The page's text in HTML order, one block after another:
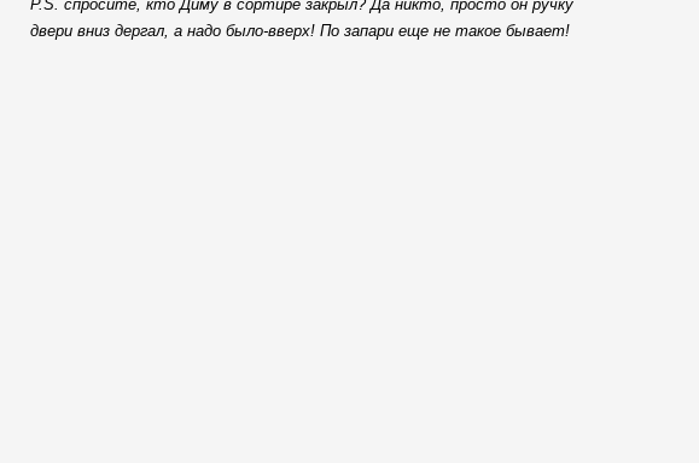
P.S. спросите, кто Диму в сортире закрыл? Да никто, просто он ручку
двери вниз дергал, а надо было-вверх! По запари еще не такое бывает!